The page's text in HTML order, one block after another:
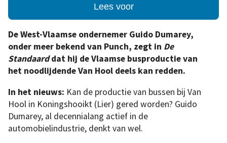
Lees voor
De West-Vlaamse ondernemer Guido Dumarey,
onder meer bekend van Punch, zegt in De
Standaarddat hij de Vlaamse busproductie van
het noodlijdende Van Hool deels kan redden.
In het nieuws: Kan de productie van bussen bij Van
Hool in Koningshooikt (Lier) gered worden? Guido
Dumarey, al decennialang actief in de
automobielindustrie, denkt van wel.